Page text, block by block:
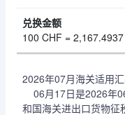
100 CHF =
2026年07月海关适用
06月17日是2026年
和国海关进出口货物征